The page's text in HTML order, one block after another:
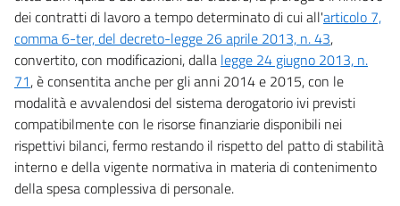
dei contratti di lavoro a tempo determinato di cui all'articolo 7,
comma 6-ter, del decreto-legge 26 aprile 2013, n. 43,
convertito, con modificazioni, dalla legge 24 giugno 2013, n.
71, è consentita anche per gli anni 2014 e 2015, con le
modalità e avvalendosi del sistema derogatorio ivi previsti
compatibilmente con le risorse finanziarie disponibili nei
rispettivi bilanci, fermo restando il rispetto del patto di stabilità
interno e della vigente normativa in materia di contenimento
della spesa complessiva di personale.